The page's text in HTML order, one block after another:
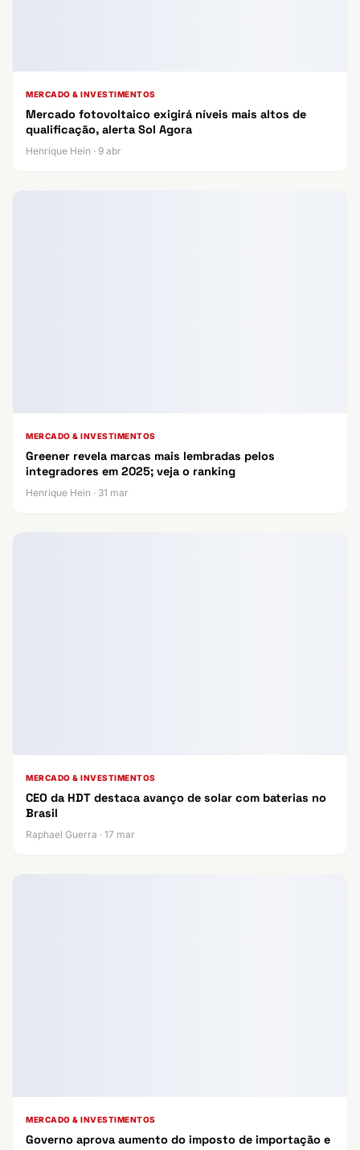
MERCADO & INVESTIMENTOS
Mercado fotovoltaico exigirá níveis mais altos de
qualificação, alerta Sol Agora
Henrique Hein · 9 abr
MERCADO & INVESTIMENTOS
Greener revela marcas mais lembradas pelos
integradores em 2025; veja o ranking
Henrique Hein · 31 mar
MERCADO & INVESTIMENTOS
CEO da HDT destaca avanço de solar com baterias no
Brasil
Raphael Guerra · 17 mar
MERCADO & INVESTIMENTOS
Governo aprova aumento do imposto de importação e